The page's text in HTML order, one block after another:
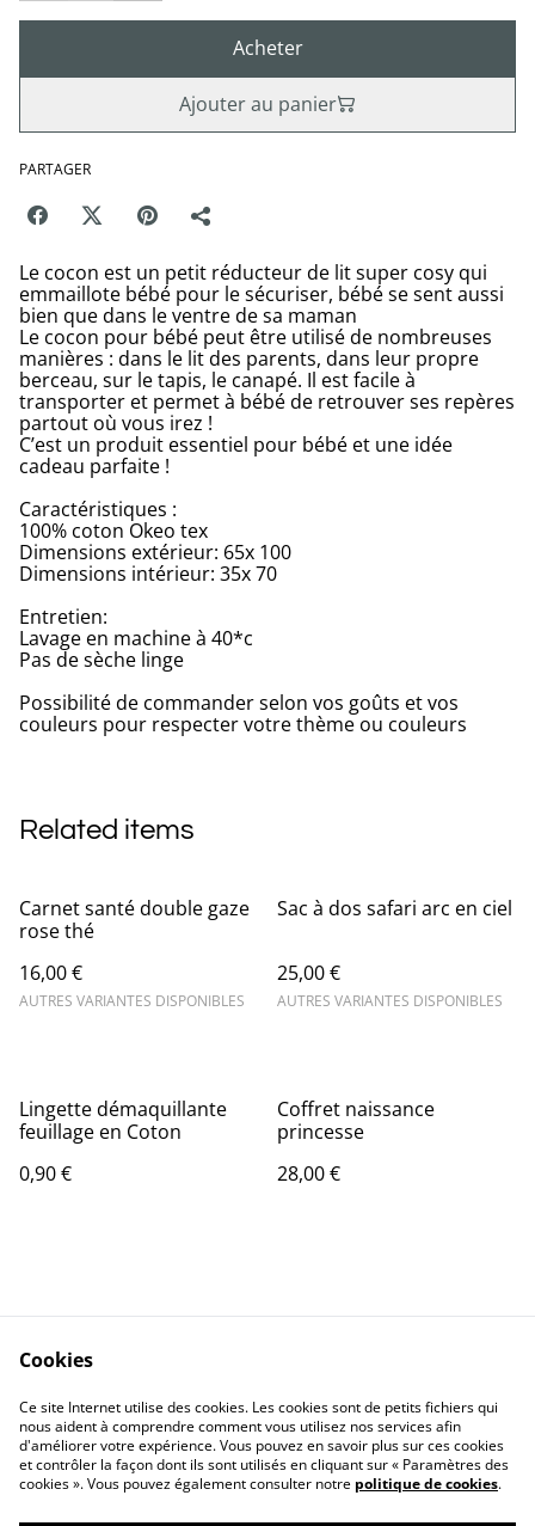
Acheter
Ajouter au panier
PARTAGER
Le cocon est un petit réducteur de lit super cosy qui
emmaillote bébé pour le sécuriser, bébé se sent aussi
bien que dans le ventre de sa maman
Le cocon pour bébé peut être utilisé de nombreuses
manières : dans le lit des parents, dans leur propre
berceau, sur le tapis, le canapé. Il est facile à
transporter et permet à bébé de retrouver ses repères
partout où vous irez !
C’est un produit essentiel pour bébé et une idée
cadeau parfaite !
Caractéristiques :
100% coton Okeo tex
Dimensions extérieur: 65x 100
Dimensions intérieur: 35x 70
Entretien:
Lavage en machine à 40*c
Pas de sèche linge
Possibilité de commander selon vos goûts et vos
couleurs pour respecter votre thème ou couleurs
Related items
Carnet santé double gaze
rose thé
16,00 €
AUTRES VARIANTES DISPONIBLES
Sac à dos safari arc en ciel
25,00 €
AUTRES VARIANTES DISPONIBLES
Lingette démaquillante
feuillage en Coton
0,90 €
Coffret naissance
princesse
28,00 €
Contact Us
Legal Terms
Privacy Policy
Cookie Policy
Cookies
Ce site Internet utilise des cookies. Les cookies sont de petits fichiers qui
nous aident à comprendre comment vous utilisez nos services afin
d'améliorer votre expérience. Vous pouvez en savoir plus sur ces cookies
et contrôler la façon dont ils sont utilisés en cliquant sur « Paramètres des
cookies ». Vous pouvez également consulter notre politique de cookies.